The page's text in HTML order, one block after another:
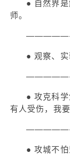
● 自然界
师。
——————
● 观察、实
——————
● 攻克科学
有人受伤，我
——————
● 攻城不